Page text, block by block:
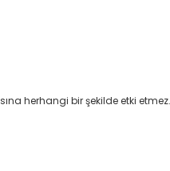
herhangi bir şekilde etki etmez.